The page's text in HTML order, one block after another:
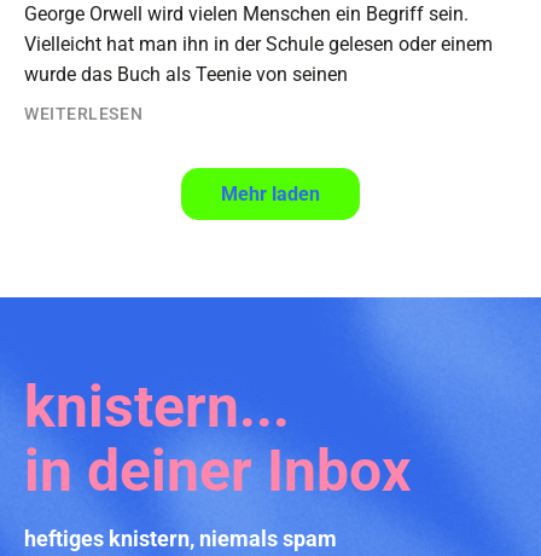
George Orwell wird vielen Menschen ein Begriff sein.
Vielleicht hat man ihn in der Schule gelesen oder einem
wurde das Buch als Teenie von seinen
WEITERLESEN
Weiter
Mehr laden
knistern...
in deiner Inbox
heftiges knistern, niemals spam